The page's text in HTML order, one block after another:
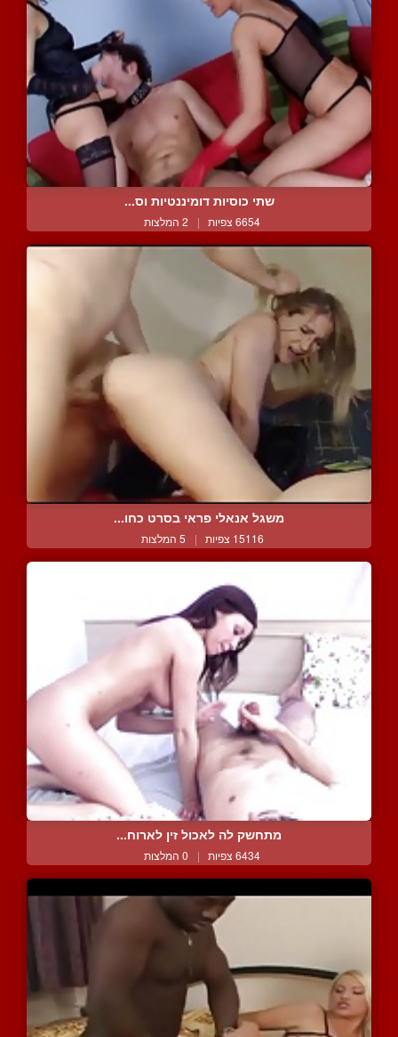
שתי כוסיות דומיננטיות וס...
6654 צפיות | 2 המלצות
משגל אנאלי פראי בסרט כחו...
15116 צפיות | 5 המלצות
מתחשק לה לאכול זין לארוח...
6434 צפיות | 0 המלצות